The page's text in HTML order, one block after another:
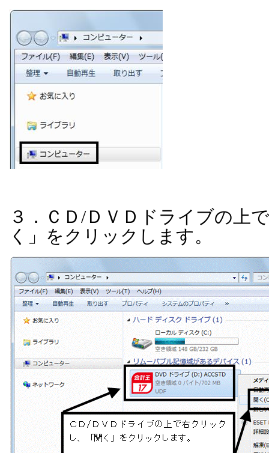
３．ＣＤ /ＤＶＤドライブの上
く」をクリックします。